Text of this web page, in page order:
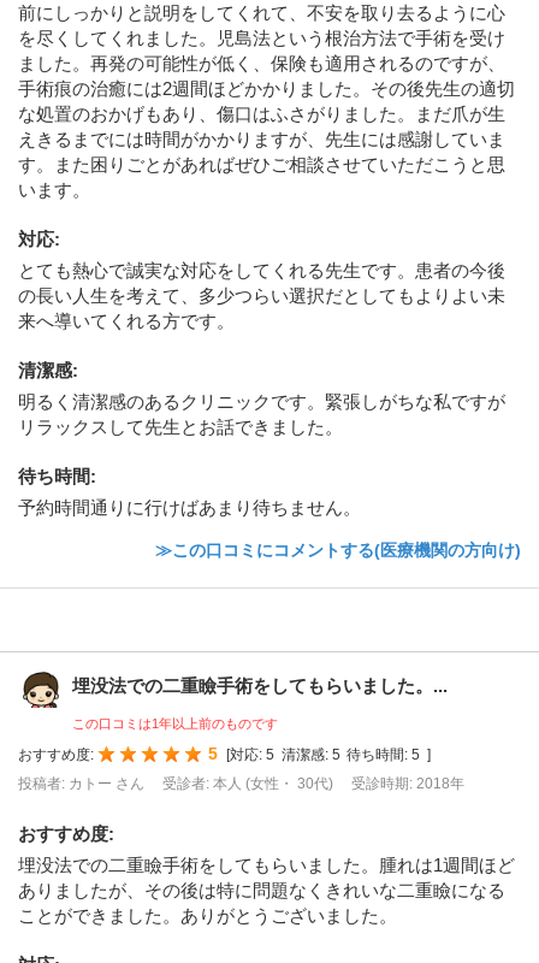
前にしっかりと説明をしてくれて、不安を取り去るように心
を尽くしてくれました。児島法という根治方法で手術を受け
ました。再発の可能性が低く、保険も適用されるのですが、
手術痕の治癒には2週間ほどかかりました。その後先生の適切
な処置のおかげもあり、傷口はふさがりました。まだ爪が生
えきるまでには時間がかかりますが、先生には感謝していま
す。また困りごとがあればぜひご相談させていただこうと思
います。
対応:
とても熱心で誠実な対応をしてくれる先生です。患者の今後
の長い人生を考えて、多少つらい選択だとしてもよりよい未
来へ導いてくれる方です。
清潔感:
明るく清潔感のあるクリニックです。緊張しがちな私ですが
リラックスして先生とお話できました。
待ち時間:
予約時間通りに行けばあまり待ちません。
≫この口コミにコメントする(医療機関の方向け)
埋没法での二重瞼手術をしてもらいました。...
この口コミは1年以上前のものです
おすすめ度: 5 対応: 5 清潔感: 5 待ち時間: 5
投稿者: カトー さん
受診者: 本人 (女性・ 30代) 受診時期: 2018年
おすすめ度:
埋没法での二重瞼手術をしてもらいました。腫れは1週間ほど
ありましたが、その後は特に問題なくきれいな二重瞼になる
ことができました。ありがとうございました。